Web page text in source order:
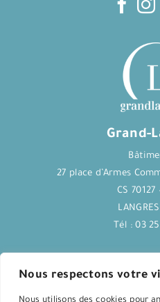
Nous respectons votre
Grand-
27 place d’Armes
CS 70127
Tél : 03 25
Journal